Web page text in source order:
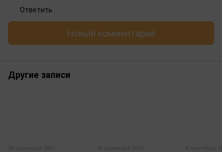
Ответить
Новый комментарий
Другие записи
16 сентября 2021 16 сентября 2021 8 сентября